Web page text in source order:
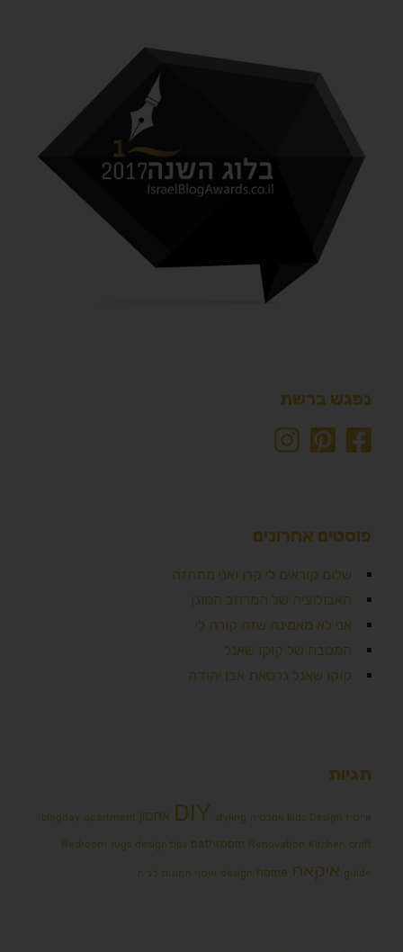
נפגש ברשת
פוסטים אחרונים
שלום קוראים לי קרן ואני מתחזה
האבולוציה של המרחב המוגן
אני לא מאמינה שזה קורה לי
המטבח של קוקו שאנל
קוקו שאנל גרסאת אבן יהודה
תגיות
אייטיז kids Design אמבטיה DIY styling אחסון blogday apartment
Bedroom rugs design tips bathroom Renovation Kitchen craft
guide איקאה design home אוסף תמונות לבית